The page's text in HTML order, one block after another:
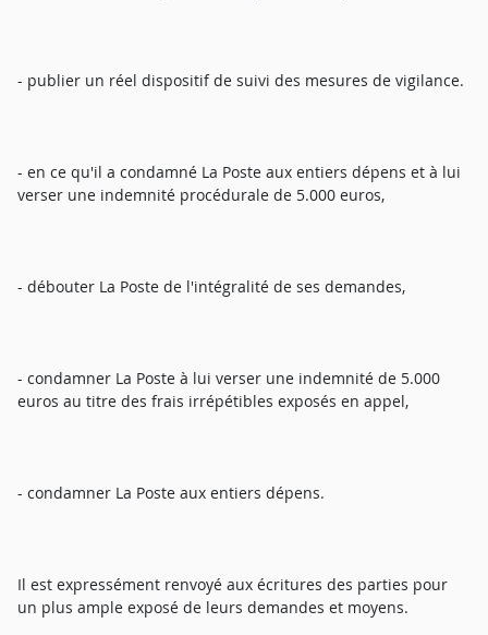
- publier un réel dispositif de suivi des mesures de vigilance.
- en ce qu'il a condamné La Poste aux entiers dépens et à lui
verser une indemnité procédurale de 5.000 euros,
- débouter La Poste de l'intégralité de ses demandes,
- condamner La Poste à lui verser une indemnité de 5.000
euros au titre des frais irrépétibles exposés en appel,
- condamner La Poste aux entiers dépens.
Il est expressément renvoyé aux écritures des parties pour
un plus ample exposé de leurs demandes et moyens.